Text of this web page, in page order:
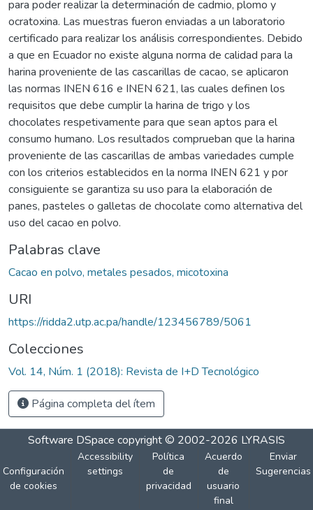
para poder realizar la determinación de cadmio, plomo y
ocratoxina. Las muestras fueron enviadas a un laboratorio
certificado para realizar los análisis correspondientes. Debido
a que en Ecuador no existe alguna norma de calidad para la
harina proveniente de las cascarillas de cacao, se aplicaron
las normas INEN 616 e INEN 621, las cuales definen los
requisitos que debe cumplir la harina de trigo y los
chocolates respetivamente para que sean aptos para el
consumo humano. Los resultados comprueban que la harina
proveniente de las cascarillas de ambas variedades cumple
con los criterios establecidos en la norma INEN 621 y por
consiguiente se garantiza su uso para la elaboración de
panes, pasteles o galletas de chocolate como alternativa del
uso del cacao en polvo.
Palabras clave
Cacao en polvo, metales pesados, micotoxina
URI
https://ridda2.utp.ac.pa/handle/123456789/5061
Colecciones
Vol. 14, Núm. 1 (2018): Revista de I+D Tecnológico
Página completa del ítem
Software DSpace copyright © 2002-2026 LYRASIS
Configuración
de cookies
Accessibility
settings
Política
de
privacidad
Acuerdo
de
usuario
final
Enviar
Sugerencias